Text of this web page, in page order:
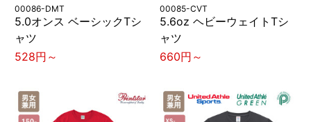
00086-DMT
5.0オンス ベーシックTシ
ャツ
528円～
00085-CVT
5.6oz ヘビーウェイトTシ
ャツ
660円～